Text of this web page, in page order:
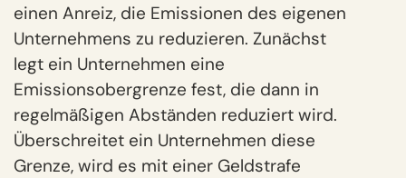
einen Anreiz, die Emissionen des eigenen
Unternehmens zu reduzieren. Zunächst
legt ein Unternehmen eine
Emissionsobergrenze fest, die dann in
regelmäßigen Abständen reduziert wird.
Überschreitet ein Unternehmen diese
Grenze, wird es mit einer Geldstrafe